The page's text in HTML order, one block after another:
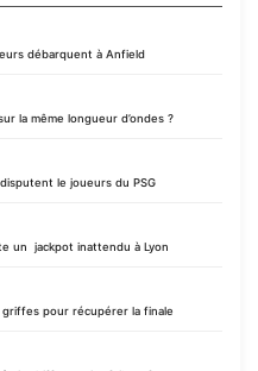
débarquent à Anfield
la même longueur d’ondes ?
le joueurs du PSG
un jackpot inattendu à Lyon
griffes pour récupérer la finale